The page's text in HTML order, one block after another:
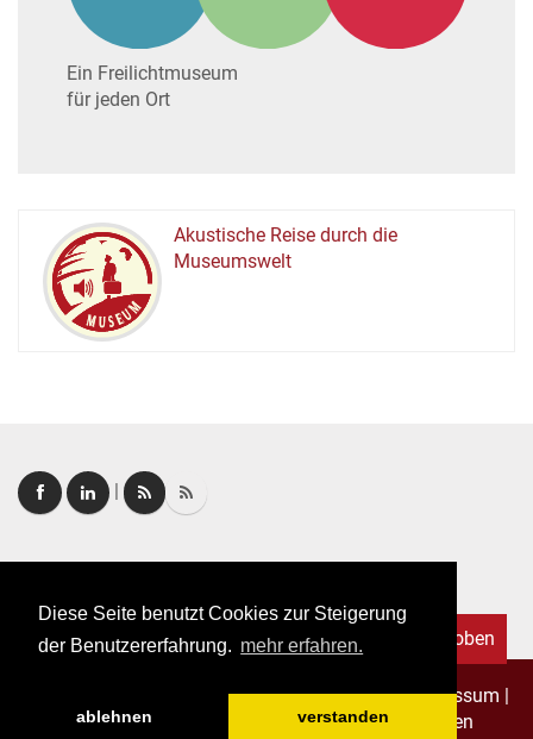
Diese Seite benutzt Cookies zur Steigerung
der Benutzererfahrung. mehr erfahren.
ablehnen verstanden
Ein Freilichtmuseum
für jeden Ort
MUSEUM
Akustische Reise durch die
Museumswelt
Copyright © 2026. Alle Rechte vorbehalten.–Impressum |
Datenschutz
Allgemeine Geschäftsbedingungen
Nach oben